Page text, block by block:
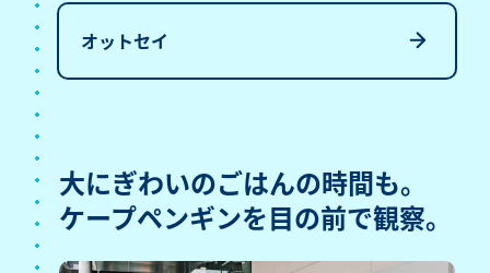
オットセイ
大にぎわいのごはんの時間も。
ケープペンギンを目の前で観察。